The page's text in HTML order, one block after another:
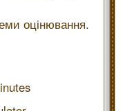
оцінювання.